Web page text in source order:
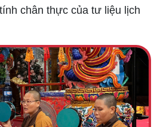
chân thực của tư liệu lịch